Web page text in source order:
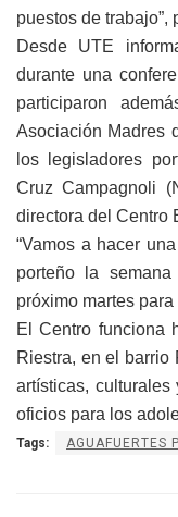
puestos de trabajo”,
Desde UTE
durante una
participaron
Asociación Madres
los legisladores
Cruz Campagnoli
directora del Centro
“Vamos a hacer
porteño la
próximo martes
El Centro funciona
Riestra, en el barrio
artísticas,
oficios para los
Tags: AGUAFUERTES